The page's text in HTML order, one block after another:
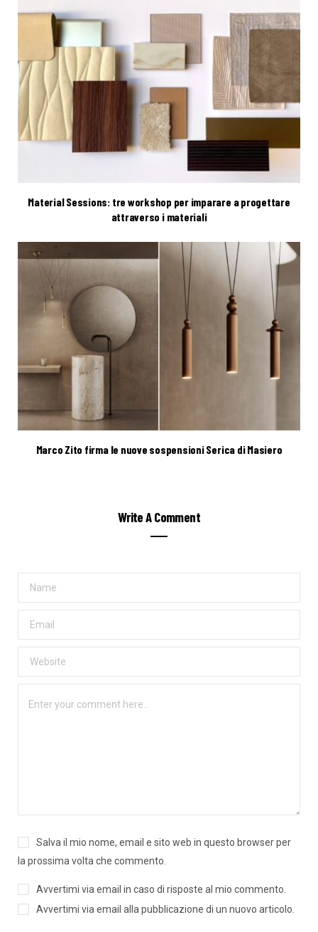
Material Sessions: tre workshop per imparare a progettare
attraverso i materiali
Marco Zito firma le nuove sospensioni Serica di Masiero
Write A Comment
Salva il mio nome, email e sito web in questo browser per
la prossima volta che commento.
Avvertimi via email in caso di risposte al mio commento.
Avvertimi via email alla pubblicazione di un nuovo articolo.